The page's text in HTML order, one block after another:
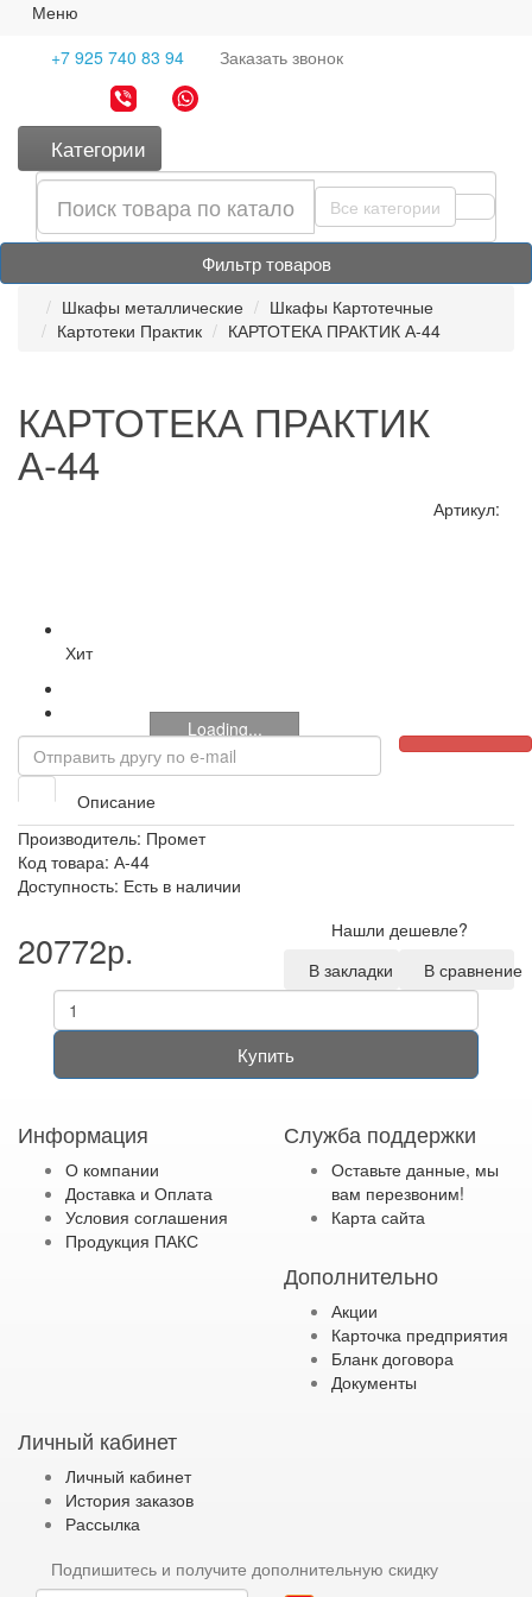
Меню
+7 925 740 83 94
Заказать звонок
Категории
Все категории
Фильтр товаров
Шкафы металлические
Шкафы Картотечные
Картотеки Практик
КАРТОТЕКА ПРАКТИК А-44
КАРТОТЕКА ПРАКТИК
А-44
Артикул:
Loading...
Хит
Описание
Производитель: Промет
Код товара: А-44
Доступность: Есть в наличии
20772р.
Нашли дешевле?
В закладки
В сравнение
Купить
Информация
О компании
Доставка и Оплата
Условия соглашения
Продукция ПАКС
Служба поддержки
Оставьте данные, мы
вам перезвоним!
Карта сайта
Дополнительно
Акции
Карточка предприятия
Бланк договора
Документы
Личный кабинет
Личный кабинет
История заказов
Рассылка
Подпишитесь и получите дополнительную скидку